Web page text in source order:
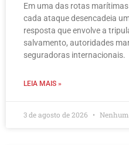
Em uma das rotas
cada ataque desencadeia
resposta que envolve a
salvamento, autoridades
seguradoras internacionais.
LEIA MAIS »
3 de agosto de 2026